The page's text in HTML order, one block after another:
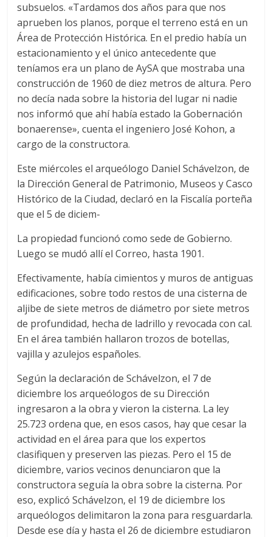
subsuelos. «Tardamos dos años para que nos
aprueben los planos, porque el terreno está en un
Área de Protección Histórica. En el predio había un
estacionamiento y el único antecedente que
teníamos era un plano de AySA que mostraba una
construcción de 1960 de diez metros de altura. Pero
no decía nada sobre la historia del lugar ni nadie
nos informó que ahí había estado la Gobernación
bonaerense», cuenta el ingeniero José Kohon, a
cargo de la constructora.
Este miércoles el arqueólogo Daniel Schávelzon, de
la Dirección General de Patrimonio, Museos y Casco
Histórico de la Ciudad, declaró en la Fiscalía porteña
que el 5 de diciem-
La propiedad funcionó como sede de Gobierno.
Luego se mudó allí el Correo, hasta 1901.
Efectivamente, había cimientos y muros de antiguas
edificaciones, sobre todo restos de una cisterna de
aljibe de siete metros de diámetro por siete metros
de profundidad, hecha de ladrillo y revocada con cal.
En el área también hallaron trozos de botellas,
vajilla y azulejos españoles.
Según la declaración de Schávelzon, el 7 de
diciembre los arqueólogos de su Dirección
ingresaron a la obra y vieron la cisterna. La ley
25.723 ordena que, en esos casos, hay que cesar la
actividad en el área para que los expertos
clasifiquen y preserven las piezas. Pero el 15 de
diciembre, varios vecinos denunciaron que la
constructora seguía la obra sobre la cisterna. Por
eso, explicó Schávelzon, el 19 de diciembre los
arqueólogos delimitaron la zona para resguardarla.
Desde ese día y hasta el 26 de diciembre estudiaron